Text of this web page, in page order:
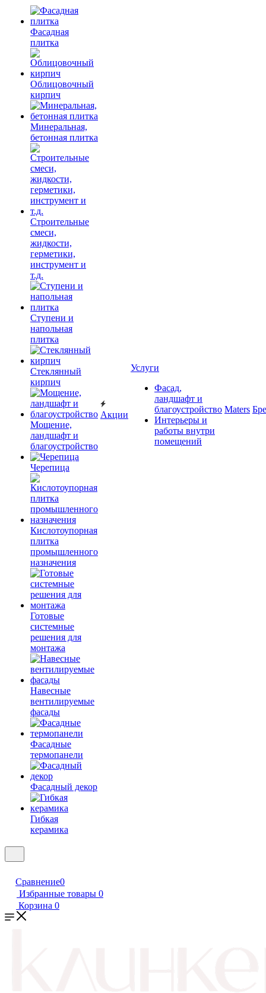
Фасадная
плитка
Облицовочный
кирпич
Минеральная,
бетонная плитка
Строительные
смеси,
жидкости,
герметики,
инструмент и
т.д.
Ступени и
напольная
плитка
Cтеклянный
кирпич
Мощение,
ландшафт и
благоустройство
Черепица
Кислотоупорная
плитка
промышленного
назначения
Готовые
системные
решения для
монтажа
Навесные
вентилируемые
фасады
Фасадные
термопанели
Фасадный декор
Гибкая
керамика
Акции
Услуги
Фасад,
ландшафт и
благоустройство
Интерьеры и
работы внутри
помещений
Maters
Сравнение0
Избранные товары 0
Корзина 0